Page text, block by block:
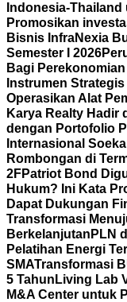
Indonesia-
Promosikan
Bisnis InfraNexia
Semester I 2026
Bagi
Instrumen
Operasikan Alat
Karya Realty Hadir
dengan Portofolio
Internasional
Rombongan di
2FPatriot Bond
Hukum? Ini Kata
Dapat Dukungan
Transformasi
Berkelanjutan PLN
Pelatihan Energi
SMATransformasi
5 Tahun Living Lab
M&A Center untuk